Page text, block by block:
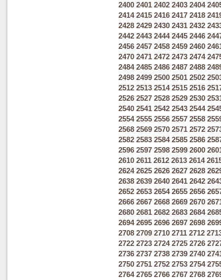
2400 2401 2402 2403 2404
2414 2415 2416 2417 2418
2428 2429 2430 2431 2432
2442 2443 2444 2445 2446
2456 2457 2458 2459 2460
2470 2471 2472 2473 2474
2484 2485 2486 2487 2488
2498 2499 2500 2501 2502
2512 2513 2514 2515 2516
2526 2527 2528 2529 2530
2540 2541 2542 2543 2544
2554 2555 2556 2557 2558
2568 2569 2570 2571 2572
2582 2583 2584 2585 2586
2596 2597 2598 2599 2600
2610 2611 2612 2613 2614
2624 2625 2626 2627 2628
2638 2639 2640 2641 2642
2652 2653 2654 2655 2656
2666 2667 2668 2669 2670
2680 2681 2682 2683 2684
2694 2695 2696 2697 2698
2708 2709 2710 2711 2712
2722 2723 2724 2725 2726
2736 2737 2738 2739 2740
2750 2751 2752 2753 2754
2764 2765 2766 2767 2768